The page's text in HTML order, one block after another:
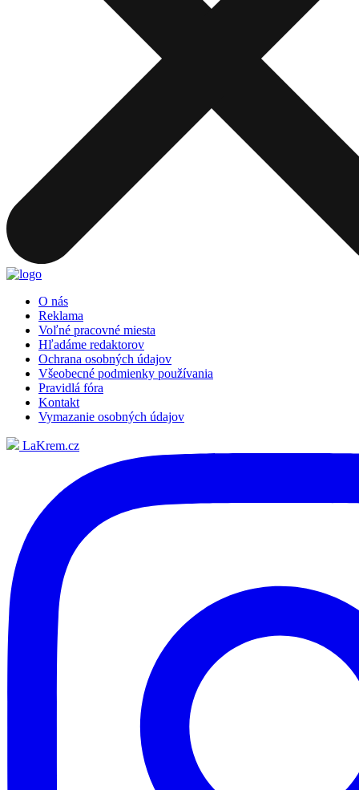
O nás
Reklama
Voľné pracovné miesta
Hľadáme redaktorov
Ochrana osobných údajov
Všeobecné podmienky používania
Pravidlá fóra
Kontakt
Vymazanie osobných údajov
LaKrem.cz